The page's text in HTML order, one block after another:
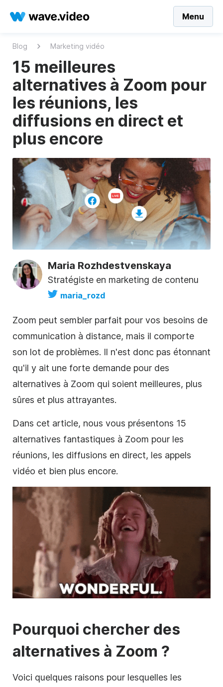
Menu
Blog Marketing vidéo
15 meilleures
alternatives à Zoom pour
les réunions, les
diffusions en direct et
plus encore
Maria Rozhdestvenskaya
Stratégiste en marketing de contenu
maria_rozd
Zoom peut sembler parfait pour vos besoins de
communication à distance, mais il comporte
son lot de problèmes. Il n'est donc pas étonnant
qu'il y ait une forte demande pour des
alternatives à Zoom qui soient meilleures, plus
sûres et plus attrayantes.
Dans cet article, nous vous présentons 15
alternatives fantastiques à Zoom pour les
réunions, les diffusions en direct, les appels
vidéo et bien plus encore.
Pourquoi chercher des
alternatives à Zoom ?
Voici quelques raisons pour lesquelles les